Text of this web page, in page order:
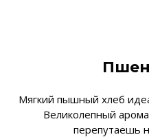
Мягкий пышный хлеб
Великолепный
перепутаешь